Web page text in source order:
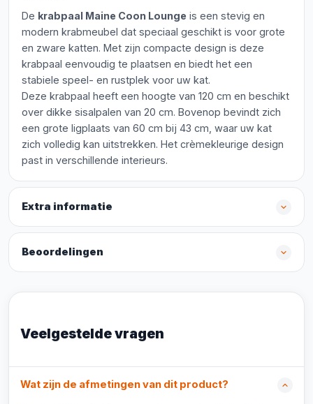
De krabpaal Maine Coon Lounge is een stevig en
modern krabmeubel dat speciaal geschikt is voor grote
en zware katten. Met zijn compacte design is deze
krabpaal eenvoudig te plaatsen en biedt het een
stabiele speel- en rustplek voor uw kat.
Deze krabpaal heeft een hoogte van 120 cm en beschikt
over dikke sisalpalen van 20 cm. Bovenop bevindt zich
een grote ligplaats van 60 cm bij 43 cm, waar uw kat
zich volledig kan uitstrekken. Het crèmekleurige design
past in verschillende interieurs.
Extra informatie
Beoordelingen
Veelgestelde vragen
Wat zijn de afmetingen van dit product?